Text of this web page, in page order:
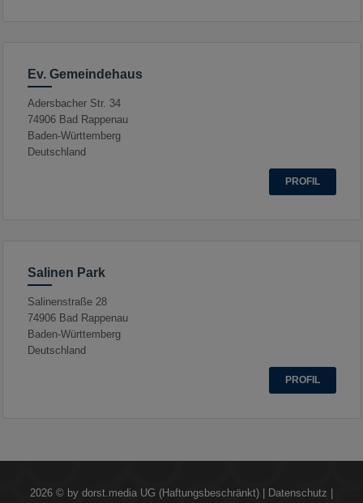
Ev. Gemeindehaus
Adersbacher Str. 34
74906 Bad Rappenau
Baden-Württemberg
Deutschland
PROFIL
Salinen Park
Salinenstraße 28
74906 Bad Rappenau
Baden-Württemberg
Deutschland
PROFIL
2026 © by dorst.media UG (Haftungsbeschränkt) Datenschutz